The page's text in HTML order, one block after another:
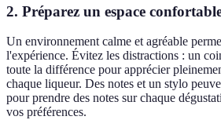
2. Préparez un espace
Un environnement calme et agréable
l'expérience. Évitez les distractions : un
toute la différence pour apprécier
chaque liqueur. Des notes et un stylo
pour prendre des notes sur chaque
vos préférences.